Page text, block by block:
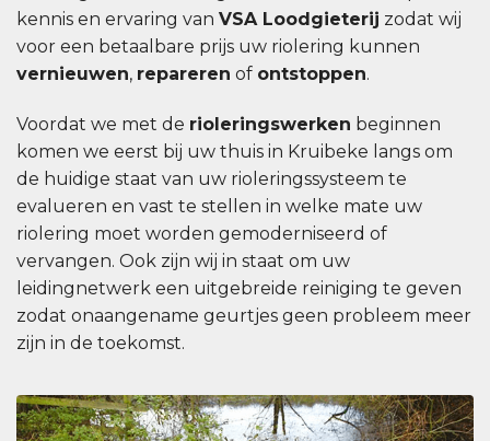
kennis en ervaring van VSA Loodgieterij zodat wij
voor een betaalbare prijs uw riolering kunnen
vernieuwen, repareren of ontstoppen.
Voordat we met de rioleringswerken beginnen
komen we eerst bij uw thuis in Kruibeke langs om
de huidige staat van uw rioleringssysteem te
evalueren en vast te stellen in welke mate uw
riolering moet worden gemoderniseerd of
vervangen. Ook zijn wij in staat om uw
leidingnetwerk een uitgebreide reiniging te geven
zodat onaangename geurtjes geen probleem meer
zijn in de toekomst.